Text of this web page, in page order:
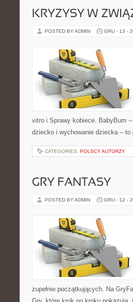
KRYZYSY W
POSTED BY ADMIN GRU - 13 -
vitro i Sprawy kobiece. BabyBum
dziecko i wychowanie dziecka –
CATEGORIES: POLSCY AUTORZY
GRY FANTASY
POSTED BY ADMIN GRU - 12 -
zupełnie początkujących. Na